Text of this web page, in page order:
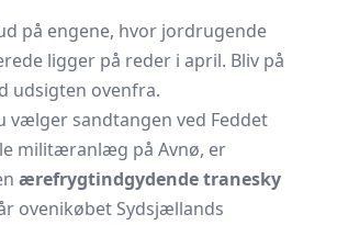
på engene, hvor jordrugende
ligger på reder i april. Bliv på
udsigten ovenfra.
vælger sandtangen ved Feddet
militæranlæg på Avnø, er
ærefrygtindgydende tranesky
ovenikøbet Sydsjællands